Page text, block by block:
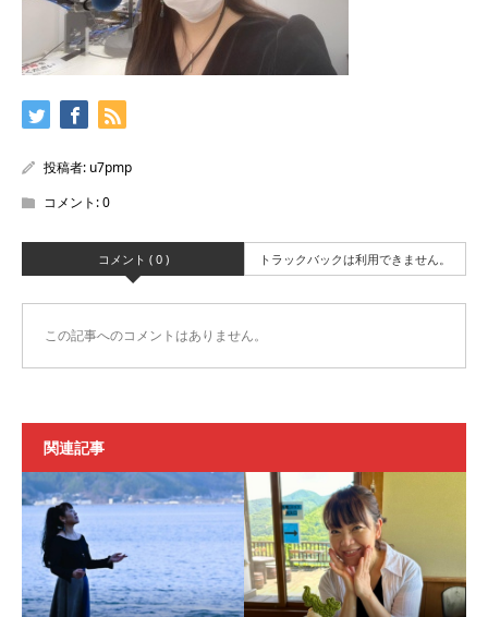
投稿者: u7pmp
コメント:0
コメント ( 0 ) トラックバックは利用できません。
この記事へのコメントはありません。
関連記事